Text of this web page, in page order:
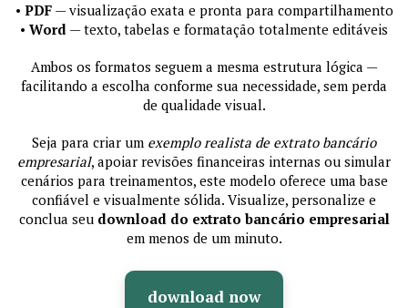
• PDF— visualização exata e pronta para compartilhamento
• Word — texto, tabelas e formatação totalmente editáveis
Ambos os formatos seguem a mesma estrutura lógica —
facilitando a escolha conforme sua necessidade, sem perda
de qualidade visual.
Seja para criar um exemplo realista de extrato bancário
empresarial, apoiar revisões financeiras internas ou simular
cenários para treinamentos, este modelo oferece uma base
confiável e visualmente sólida. Visualize, personalize e
conclua seu download do extrato bancário empresarial
em menos de um minuto.
download now